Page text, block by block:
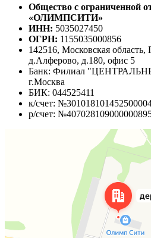
Общество с ограниченной
«ОЛИМПСИТИ»
ИНН: 5035027450
ОГРН: 1155035000856
142516, Московская
д.Алферово, д.180, офис 5
Банк: Филиал
г.Москва
БИК: 044525411
к/счет:
р/счет: